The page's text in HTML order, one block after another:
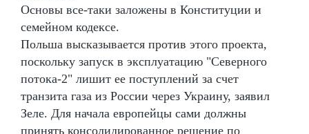
Основы все-таки заложены в Конституции и
семейном кодексе.
Польша высказывается против этого проекта,
поскольку запуск в эксплуатацию "Северного
потока-2" лишит ее поступлений за счет
транзита газа из России через Украину, заявил
Зеле. Для начала европейцы сами должны
принять консолидированное решение по